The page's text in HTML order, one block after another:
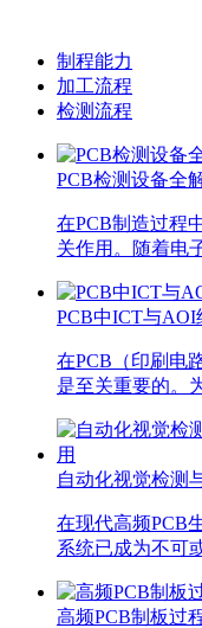
制程能力
加工流程
检测流程
PCB检测设备全
在PCB制造过程
关作用。随着电
PCB中ICT与
在PCB（印刷电
是至关重要的。
自动化视觉检测
在现代高频PCB
系统已成为不可
高频PCB制板过